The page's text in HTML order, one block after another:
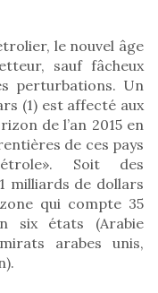
le nouvel âge
sauf fâcheux
perturbations. Un
(1) est affecté aux
de l’an 2015 en
de ces pays
Soit des
milliards de dollars
qui compte 35
six états (Arabie
arabes unis,